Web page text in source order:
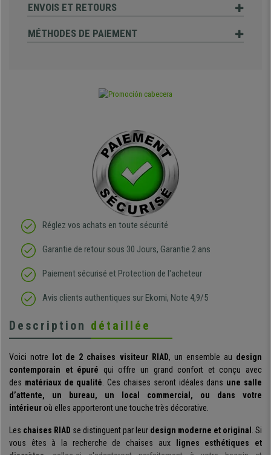
ENVOIS ET RETOURS
MÉTHODES DE PAIEMENT
Réglez vos achats en toute sécurité
Garantie de retour sous 30 Jours, Garantie 2 ans
Paiement sécurisé et Protection de l'acheteur
Avis clients authentiques sur Ekomi, Note 4,9/5
Description détaillée
Voici notre lot de 2 chaises visiteur RIAD, un ensemble au design
contemporain et épuré qui offre un grand confort et conçu avec
des matériaux de qualité. Ces chaises seront idéales dans une salle
d’attente, un bureau, un local commercial, ou dans votre
intérieur où elles apporteront une touche très décorative.
Les chaises RIAD se distinguent par leur design moderne et original . Si
vous êtes à la recherche de chaises aux
lignes esthétiques et